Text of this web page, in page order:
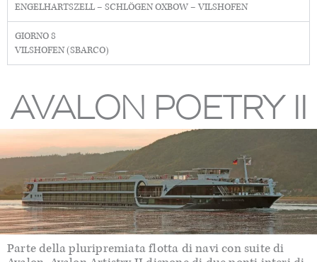
ENGELHARTSZELL – SCHLÖGEN OXBOW – VILSHOFEN
GIORNO 8
VILSHOFEN (SBARCO)
AVALON POETRY II
Parte della pluripremiata flotta di navi con suite di